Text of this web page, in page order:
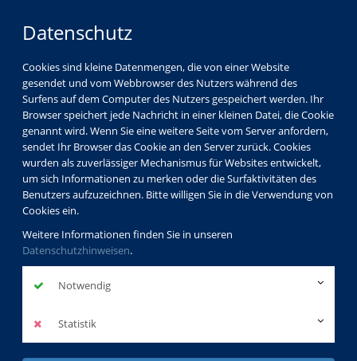
Datenschutz
Cookies sind kleine Datenmengen, die von einer Website
gesendet und vom Webbrowser des Nutzers während des
Surfens auf dem Computer des Nutzers gespeichert werden. Ihr
Browser speichert jede Nachricht in einer kleinen Datei, die Cookie
genannt wird. Wenn Sie eine weitere Seite vom Server anfordern,
sendet Ihr Browser das Cookie an den Server zurück. Cookies
wurden als zuverlässiger Mechanismus für Websites entwickelt,
um sich Informationen zu merken oder die Surfaktivitäten des
Benutzers aufzuzeichnen. Bitte willigen Sie in die Verwendung von
Cookies ein.
Weitere Informationen finden Sie in unseren
Datenschutzhinweisen.
Notwendig
Statistik
LOGIN MENÜ